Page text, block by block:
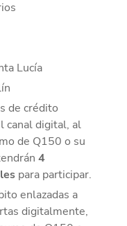
Lucía
de crédito
canal digital, al
de Q150 o su
4
para participar.
enlazadas a
digitalmente,